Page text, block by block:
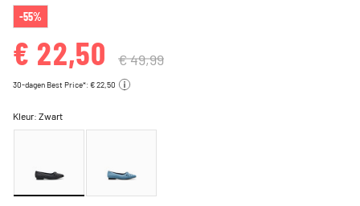
-55%
€ 22,50 € 49,99
30-dagen Best Price*: € 22,50
Kleur:Zwart